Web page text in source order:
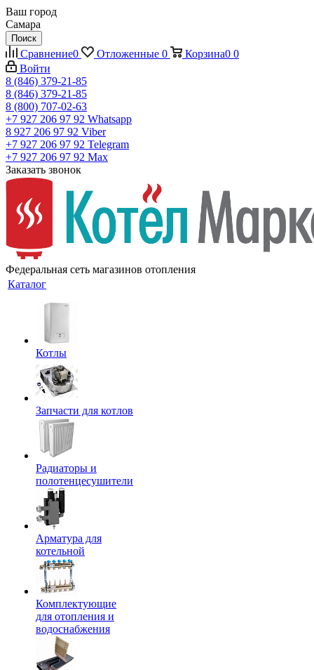
Ваш город
Самара
Поиск
Сравнение0 Отложенные 0 Корзина0 0
Войти
8 (846) 379-21-85
8 (846) 379-21-85
8 (800) 707-02-63
+7 927 206 97 92 Whatsapp
8 927 206 97 92 Viber
+7 927 206 97 92 Telegram
+7 927 206 97 92 Max
Заказать звонок
Федеральная сеть магазинов отопления
Каталог
Котлы
Запчасти для котлов
Радиаторы и
полотенцесушители
Арматура для
котельной
Комплектующие
для отопления и
водоснабжения